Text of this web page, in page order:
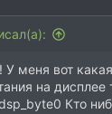
У меня вот
на дисплее
Кто